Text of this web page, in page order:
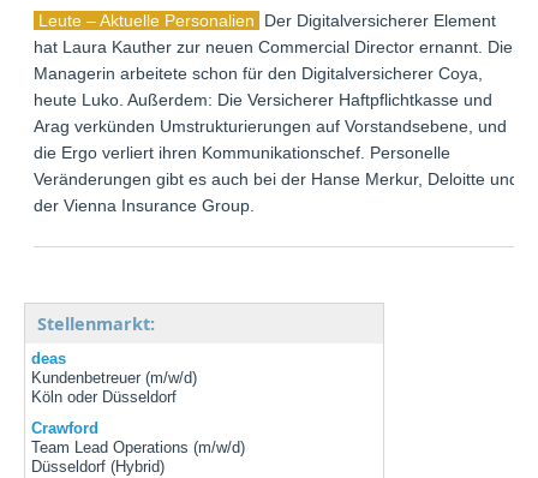
Leute – Aktuelle Personalien
Der Digitalversicherer Element
hat Laura Kauther zur neuen Commercial Director ernannt. Die
Managerin arbeitete schon für den Digitalversicherer Coya,
heute Luko. Außerdem: Die Versicherer Haftpflichtkasse und
Arag verkünden Umstrukturierungen auf Vorstandsebene, und
die Ergo verliert ihren Kommunikationschef. Personelle
Veränderungen gibt es auch bei der Hanse Merkur, Deloitte und
der Vienna Insurance Group.
Stellenmarkt:
deas
Kundenbetreuer (m/w/d)
Köln oder Düsseldorf
Crawford
Team Lead Operations (m/w/d)
Düsseldorf (Hybrid)